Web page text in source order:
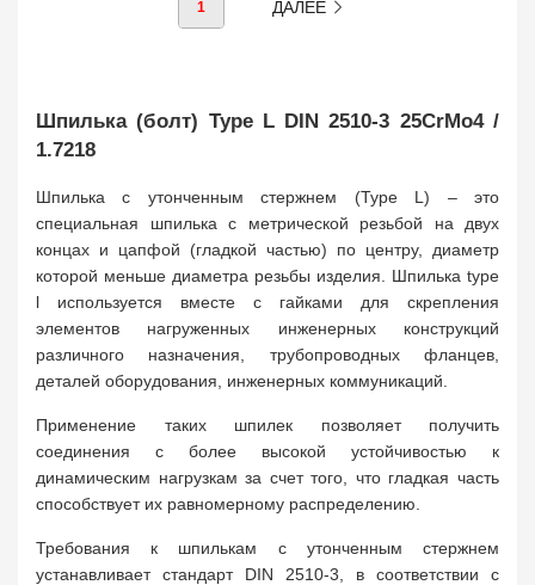
1 ДАЛЕЕ
Шпилька (болт) Type L DIN 2510-3 25CrMo4 /
1.7218
Шпилька с утонченным стержнем (Type L) – это
специальная шпилька с метрической резьбой на двух
концах и цапфой (гладкой частью) по центру, диаметр
которой меньше диаметра резьбы изделия. Шпилька type
l используется вместе с гайками для скрепления
элементов нагруженных инженерных конструкций
различного назначения, трубопроводных фланцев,
деталей оборудования, инженерных коммуникаций.
Применение таких шпилек позволяет получить
соединения с более высокой устойчивостью к
динамическим нагрузкам за счет того, что гладкая часть
способствует их равномерному распределению.
Требования к шпилькам с утонченным стержнем
устанавливает стандарт DIN 2510-3, в соответствии с